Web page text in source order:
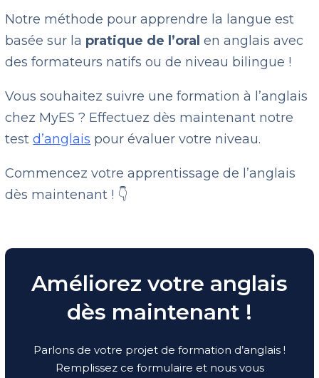
Notre méthode pour apprendre la langue est
basée sur la pratique de l’oral en anglais avec
des formateurs natifs ou de niveau bilingue !
Vous souhaitez suivre une formation à l’anglais
chez MyES ? Effectuez dès maintenant notre
testd’anglais pour évaluer votre niveau.
Commencez votre apprentissage de l’anglais
dès maintenant ! 👇
Améliorez votre anglais
dès maintenant !
Parlons de votre projet de formation d’anglais !
Remplissez ce formulaire et nous vous